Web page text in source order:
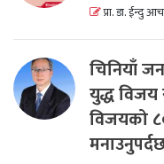
प्रा. डा. ईन्दु
चिनियाँ
युद्ध विजय
विजयको